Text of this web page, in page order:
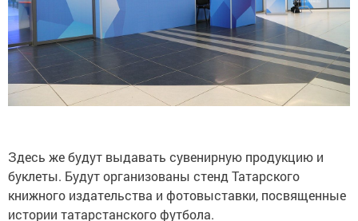
Здесь же будут выдавать сувенирную продукцию и
буклеты. Будут организованы стенд Татарского
книжного издательства и фотовыставки, посвященные
истории татарстанского футбола.